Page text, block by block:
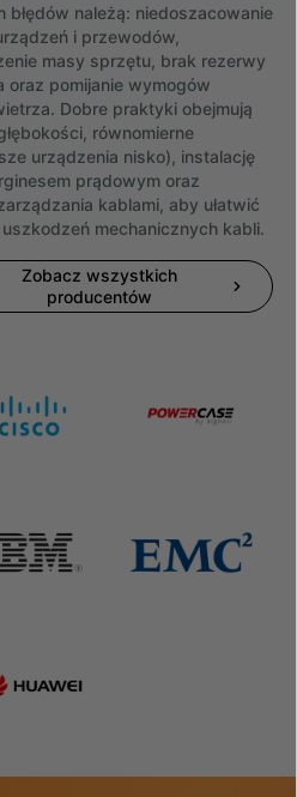
należą: niedoszacowanie
i przewodów,
masy sprzętu, brak rezerwy
oraz pomijanie wymogów
Dobre praktyki obejmują
równomierne
urządzenia nisko), instalację
prądowym oraz
kablami, aby ułatwić
mechanicznych kabli.
Zobacz wszystkich
producentów